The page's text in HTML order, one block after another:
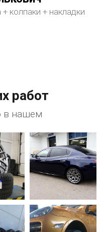
колпаки + накладки
работ
в нашем